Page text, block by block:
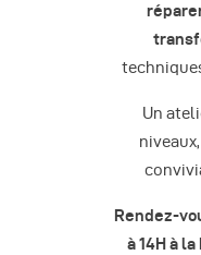
Un
Rendez-
à 14H à